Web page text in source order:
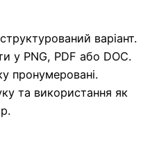
варіант.
у PNG, PDF або DOC.
пронумеровані.
та використання як